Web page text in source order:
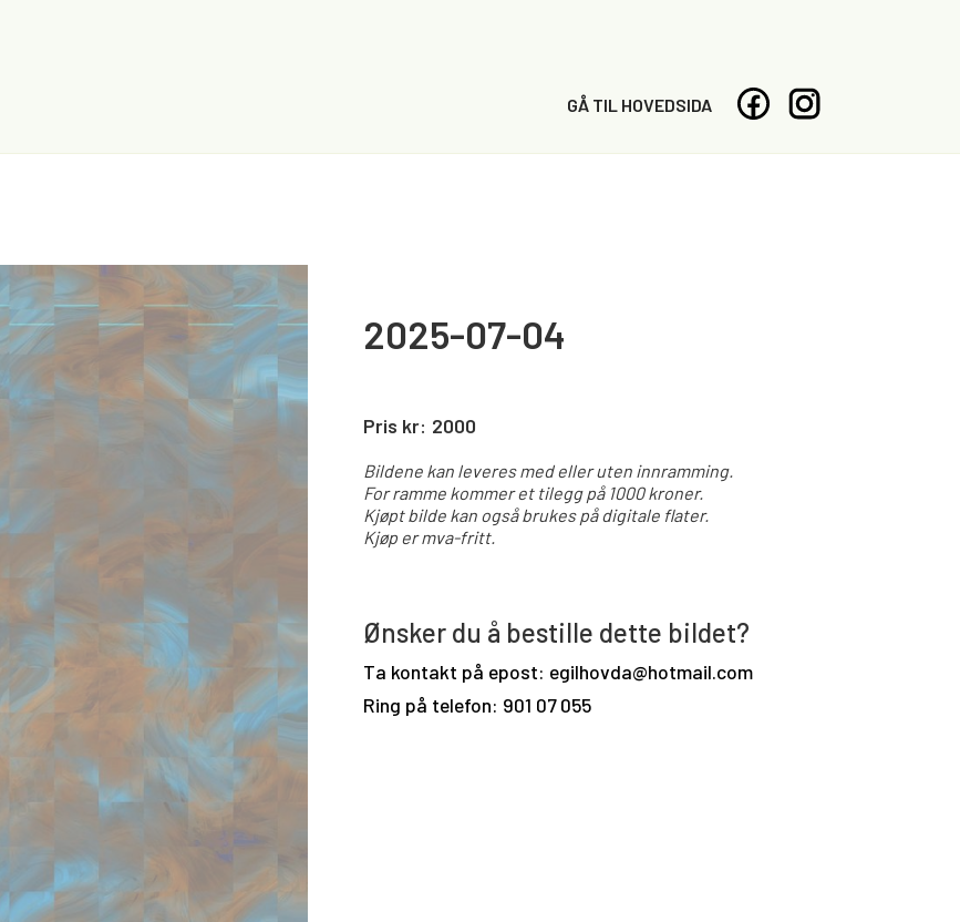
GÅ TIL HOVEDSIDA
2025-07-04
Pris kr: 2000
Bildene kan leveres med eller uten innramming.
For ramme kommer et tilegg på 1000 kroner.
Kjøpt bilde kan også brukes på digitale flater.
Kjøp er mva-fritt.
Ønsker du å bestille dette bildet?
Ta kontakt på epost: egilhovda@hotmail.com
Ring på telefon: 901 07 055